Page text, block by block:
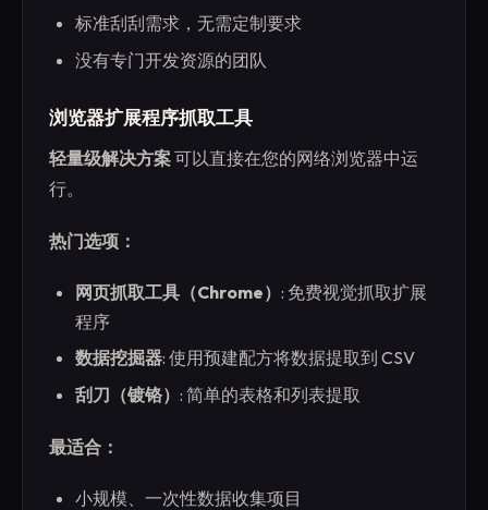
标准刮刮需求，无需定制要求
没有专门开发资源的团队
浏览器扩展程序抓取工具
轻量级解决方案可以直接在您的网络浏览器中运
行。
热门选项：
网页抓取工具（Chrome） : 免费视觉抓取扩展
程序
数据挖掘器: 使用预建配方将数据提取到 CSV
刮刀（镀铬） : 简单的表格和列表提取
最适合：
小规模、一次性数据收集项目